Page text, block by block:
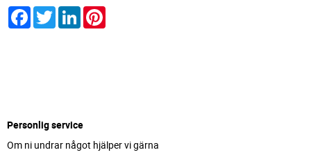
Facebook
TwitterLinkedIn
Personlig service
Om ni undrar något hjälper vi gärna